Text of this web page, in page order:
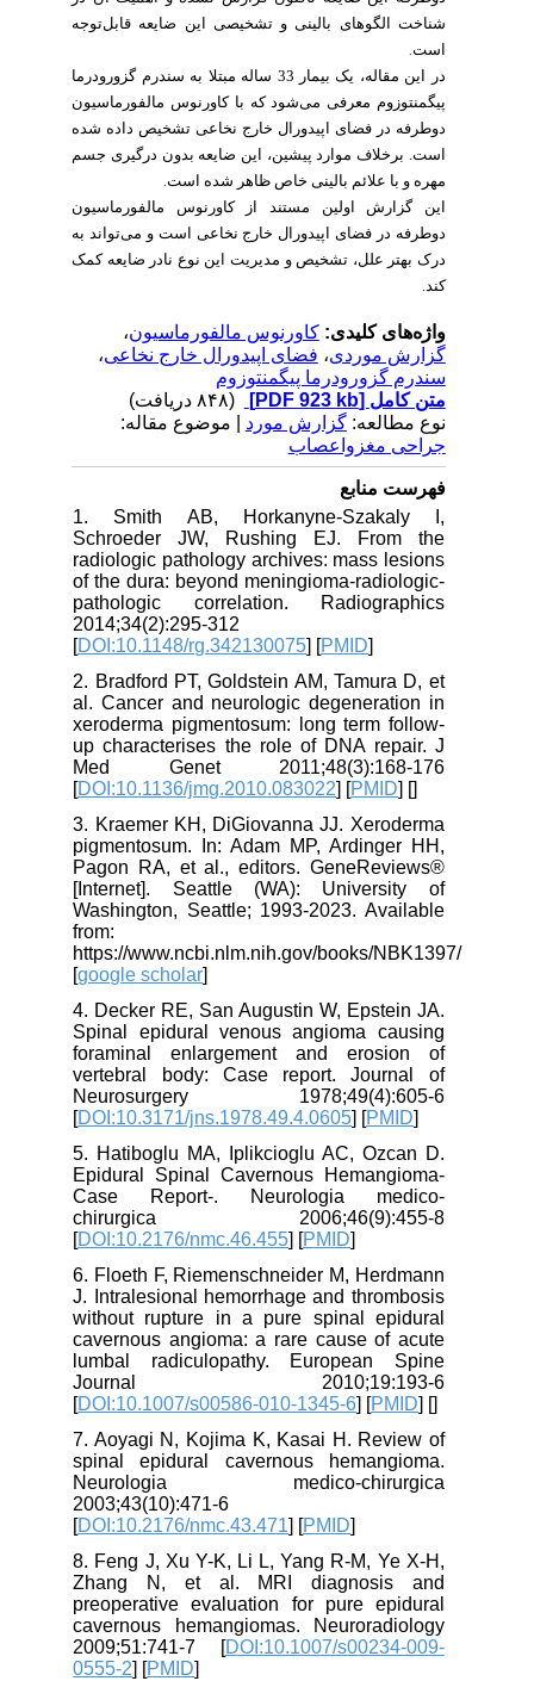
شناخت الگوهای بالینی و تشخیصی این ضایعه قابل‌توجه
است.
در این مقاله، یک بیمار 33 ساله مبتلا به سندرم گزورودرما
پیگمنتوزوم معرفی می‌شود که با کاورنوس مالفورماسیون
دوطرفه در فضای اپیدورال خارج نخاعی تشخیص داده شده
است. برخلاف موارد پیشین، این ضایعه بدون درگیری جسم
مهره و با علائم بالینی خاص ظاهر شده است.
این گزارش اولین مستند از کاورنوس مالفورماسیون
دوطرفه در فضای اپیدورال خارج نخاعی است و می‌تواند به
درک بهتر علل، تشخیص و مدیریت این نوع نادر ضایعه کمک
کند.
واژه‌های کلیدی:کاورنوس مالفورماسیون،
گزارش موردی،فضای اپیدورال خارج نخاعی،
سندرم گزورودرما پیگمنتوزوم
متن کامل[PDF 923 kb]
نوع مطالعه:گزارش مورد | موضوع مقاله:
جراحی مغزواعصاب
فهرست منابع
1. Smith AB, Horkanyne-Szakaly I,
Schroeder JW, Rushing EJ. From the
radiologic pathology archives: mass lesions
of the dura: beyond meningioma-radiologic-
pathologic correlation. Radiographics
2014;34(2):295-312
[DOI:10.1148/rg.342130075] [PMID
2. Bradford PT, Goldstein AM, Tamura D, et
al. Cancer and neurologic degeneration in
xeroderma pigmentosum: long term follow-
up characterises the role of DNA repair. J
Med Genet 2011;48(3):168-176
[DOI:10.1136/jmg.2010.083022] [PMID] [
3. Kraemer KH, DiGiovanna JJ. Xeroderma
pigmentosum. In: Adam MP, Ardinger HH,
Pagon RA, et al., editors. GeneReviews®
[Internet]. Seattle (WA): University of
Washington, Seattle; 1993-2023. Available
from:
https://www.ncbi.nlm.nih.gov/books/NBK1397/
[google scholar
4. Decker RE, San Augustin W, Epstein JA.
Spinal epidural venous angioma causing
foraminal enlargement and erosion of
vertebral body: Case report. Journal of
Neurosurgery 1978;49(4):605-6
[DOI:10.3171/jns.1978.49.4.0605] [PMID
5. Hatiboglu MA, Iplikcioglu AC, Ozcan D.
Epidural Spinal Cavernous Hemangioma-
Case Report-. Neurologia medico-
chirurgica 2006;46(9):455-8
[DOI:10.2176/nmc.46.455] [PMID
6. Floeth F, Riemenschneider M, Herdmann
J. Intralesional hemorrhage and thrombosis
without rupture in a pure spinal epidural
cavernous angioma: a rare cause of acute
lumbal radiculopathy. European Spine
Journal 2010;19:193-6
[DOI:10.1007/s00586-010-1345-6] [PMID] [
7. Aoyagi N, Kojima K, Kasai H. Review of
spinal epidural cavernous hemangioma.
Neurologia medico-chirurgica
2003;43(10):471-6
[DOI:10.2176/nmc.43.471] [PMID
8. Feng J, Xu Y-K, Li L, Yang R-M, Ye X-H,
Zhang N, et al. MRI diagnosis and
preoperative evaluation for pure epidural
cavernous hemangiomas. Neuroradiology
2009;51:741-7 [DOI:10.1007/s00234-009-
0555-2] [PMID